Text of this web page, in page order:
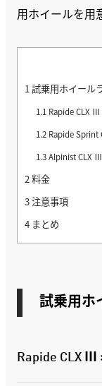
用ホイールを用
1 試乗用ホイール
1.1 Rapide CLX
1.2 Rapide Sprint
1.3Alpinist CLX
2料金
3注意事項
4 まとめ
試乗用ホ
Rapide CLX Ⅲ